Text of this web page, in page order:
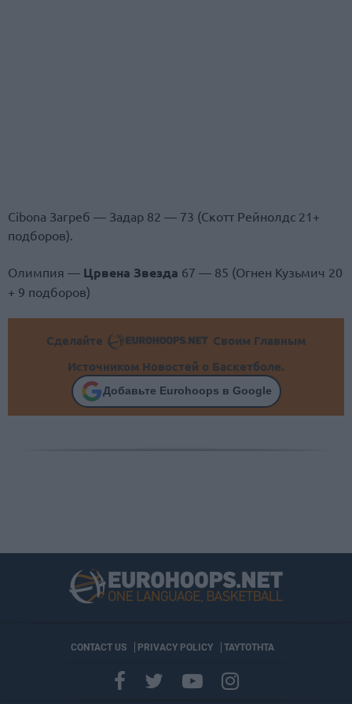
Cibona Загреб — Задар 82 — 73 (Скотт Рейнолдс 21+
подборов).
Олимпия — Црвена Звезда 67 — 85 (Огнен Кузьмич 20
+ 9 подборов)
Сделайте
Своим Главным
Источником Новостей о Баскетболе.
Добавьте Eurohoops в Google
CONTACT US PRIVACY POLICY ΤΑΥΤΟΤΗΤΑ